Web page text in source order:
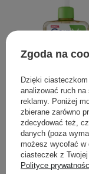
CeraVe -
Pieniący się
Zgoda na
Dzięki
analizować ruch na
reklamy. Poniżej
zbierane zarówno
zdecydować też,
danych (poza
możesz wycofać w
ciasteczek z
Polityce